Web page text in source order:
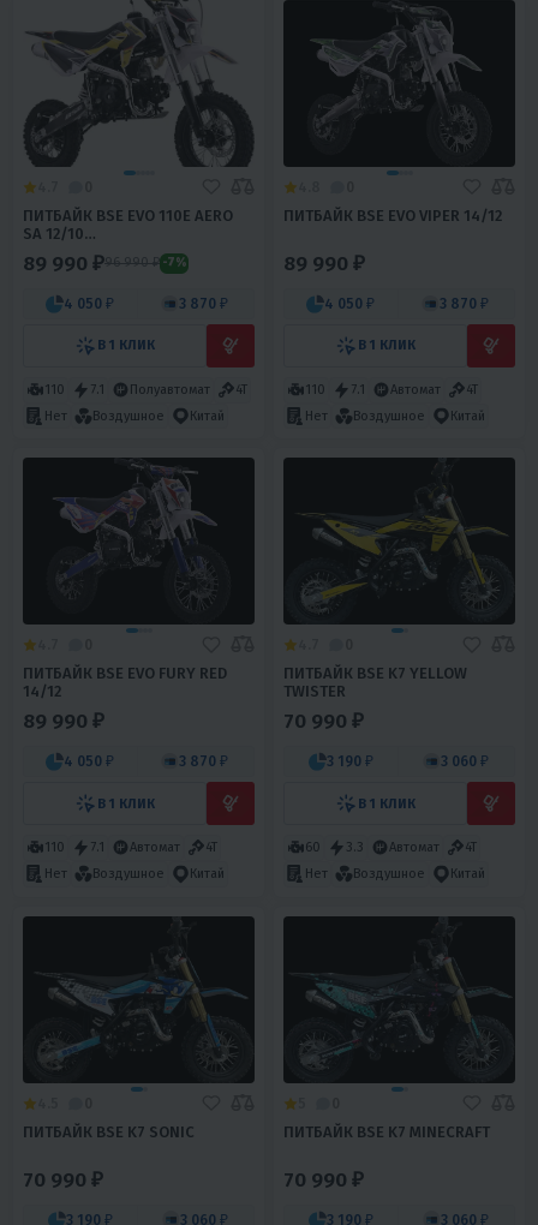
ПИТБАЙК BSE EVO 110E AERO
SA 12/10
(ПОЛУАВТОМАТИЧЕСКАЯ КПП)
89 990 ₽96 990 ₽ -7%
4 050 ₽ 3 870 ₽
В 1 КЛИК
110 7.1 Полуавтомат
4T
Нет
Воздушное Китай
ПИТБАЙК BSE EVO VIPER 14/12
89 990 ₽
4 050 ₽ 3 870 ₽
В 1 КЛИК
110 7.1 Автомат
4T
Нет
Воздушное Китай
ПИТБАЙК BSE EVO FURY RED
14/12
89 990 ₽
4 050 ₽ 3 870 ₽
В 1 КЛИК
110 7.1 Автомат
4T
Нет
Воздушное Китай
ПИТБАЙК BSE K7 YELLOW
TWISTER
70 990 ₽
3 190 ₽ 3 060 ₽
В 1 КЛИК
60 3.3 Автомат
4T
Нет
Воздушное Китай
ПИТБАЙК BSE K7 SONIC
70 990 ₽
3 190 ₽ 3 060 ₽
ПИТБАЙК BSE K7 MINECRAFT
70 990 ₽
3 190 ₽ 3 060 ₽